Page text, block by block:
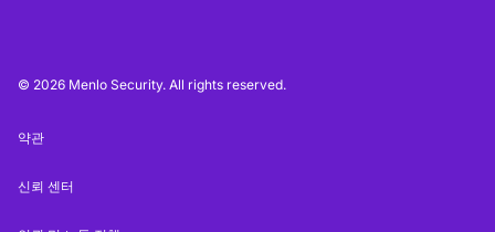
© 2026 Menlo Security. All rights reserved.
약관
신뢰 센터